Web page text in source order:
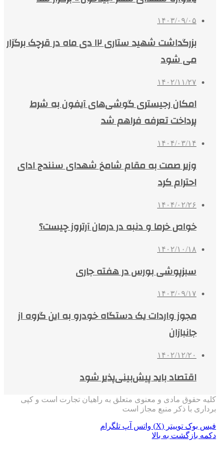
۱۴۰۳/۰۹/۰۵
بزرگداشت شهید ستاری ۱۲ دی ماه در قرچک برگزار
می شود
۱۴۰۲/۱۱/۲۷
امکان رجیستری گوشی‌های آیفون به شرط
پرداخت تعرفه فراهم شد
۱۴۰۴/۰۳/۱۴
وزیر صمت به مقام شامخ شهدای سنندج ادای
احترام کرد
۱۴۰۴/۰۲/۲۶
خواص خرما و دنبه در درمان آرتروز چیست؟
۱۴۰۲/۱۰/۱۸
سبزپوشی بورس در هفته جاری
۱۴۰۳/۰۹/۱۷
مجوز واردات یک دستگاه خودرو به این گروه از
جانبازان
۱۴۰۲/۱۲/۲۰
اقتصاد باید پیش‌بینی‌پذیر شود
کلیه حقوق مادی و معنوی متعلق به راهیان تجارت است و کپی
برداری با ذکر منبع مجاز است
فیس بوک توییتر (X) واتس آپ تلگرام
دکمه بازگشت به بالا